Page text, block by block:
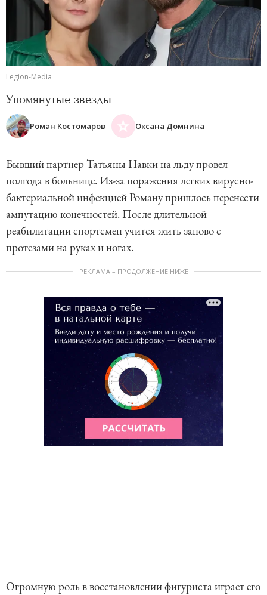
Legion-Media
Упомянутые звезды
Роман Костомаров Оксана Домнина
Бывший партнер Татьяны Навки на льду провел
полгода в больнице. Из-за поражения легких вирусно-
бактериальной инфекцией Роману пришлось перенести
ампутацию конечностей. После длительной
реабилитации спортсмен учится жить заново с
протезами на руках и ногах.
РЕКЛАМА – ПРОДОЛЖЕНИЕ НИЖЕ
Огромную роль в восстановлении фигуриста играет его